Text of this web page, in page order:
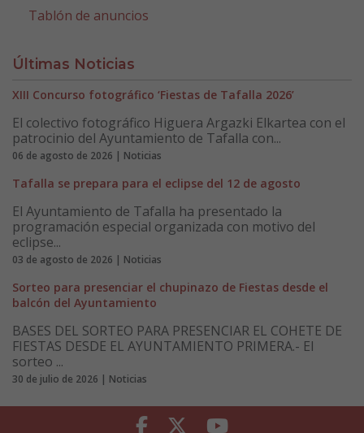
Tablón de anuncios
Últimas Noticias
XIII Concurso fotográfico ‘Fiestas de Tafalla 2026’
El colectivo fotográfico Higuera Argazki Elkartea con el
patrocinio del Ayuntamiento de Tafalla con...
06 de agosto de 2026 | Noticias
Tafalla se prepara para el eclipse del 12 de agosto
El Ayuntamiento de Tafalla ha presentado la
programación especial organizada con motivo del
eclipse...
03 de agosto de 2026 | Noticias
Sorteo para presenciar el chupinazo de Fiestas desde el
balcón del Ayuntamiento
BASES DEL SORTEO PARA PRESENCIAR EL COHETE DE
FIESTAS DESDE EL AYUNTAMIENTO PRIMERA.- El
sorteo ...
30 de julio de 2026 | Noticias
Facebook Twitter Youtube